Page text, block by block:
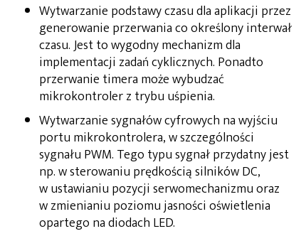
Wytwarzanie podstawy czasu dla aplikacji przez
generowanie przerwania co określony interwał
czasu. Jest to wygodny mechanizm dla
implementacji zadań cyklicznych. Ponadto
przerwanie timera może wybudzać
mikrokontroler z trybu uśpienia.
Wytwarzanie sygnałów cyfrowych na wyjściu
portu mikrokontrolera, w szczególności
sygnału PWM. Tego typu sygnał przydatny jest
np. w sterowaniu prędkością silników DC,
w ustawianiu pozycji serwomechanizmu oraz
w zmienianiu poziomu jasności oświetlenia
opartego na diodach LED.